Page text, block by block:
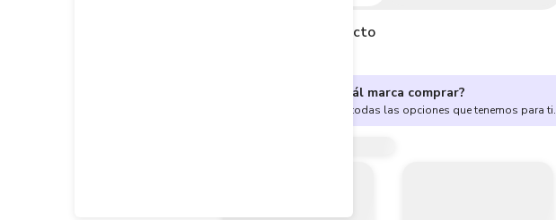
Descripción del producto
¿No sabes cuál marca comprar?
Encuentra aquí todas las opciones que tenemos para ti.